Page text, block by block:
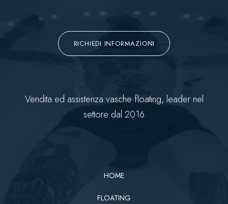
RICHIEDI INFORMAZIONI
Vendita ed assistenza vasche floating, leader nel
settore dal 2016
HOME
FLOATING